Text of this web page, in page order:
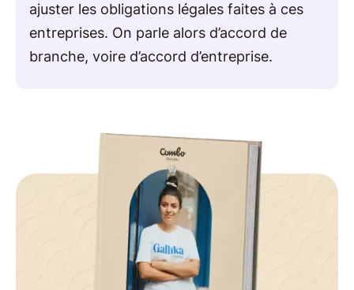
ajuster les obligations légales faites à ces
entreprises. On parle alors d’accord de
branche, voire d’accord d’entreprise.